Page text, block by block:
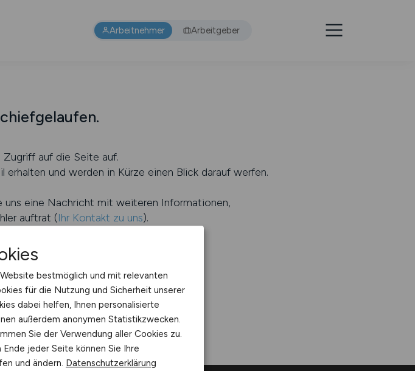
Arbeitnehmer Arbeitgeber
Zugriff auf die Seite auf.
und werden in Kürze einen Blick darauf werfen.
uns eine Nachricht mit weiteren Informationen,
auftrat (Ihr Kontakt zu uns).
bestmöglich und mit relevanten
für die Nutzung und Sicherheit unserer
dabei helfen, Ihnen personalisierte
außerdem anonymen Statistikzwecken.
Sie der Verwendung aller Cookies zu.
jeder Seite können Sie Ihre
und ändern. Datenschutzerklärung